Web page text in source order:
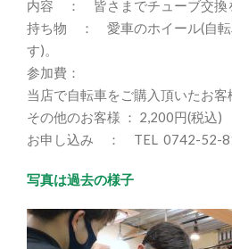
内容 ： 皆さまでチューブ交換
持ち物 ： 愛車のホイール(自転
す)。
参加費：
当店で自転車をご購入頂いたお客
その他のお客様 ： 2,200円(税込)
お申し込み ： TEL 0742-52-
写真は過去の様子